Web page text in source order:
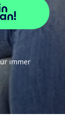
immer